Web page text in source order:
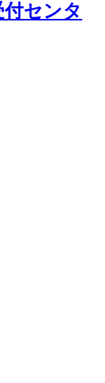
センタ